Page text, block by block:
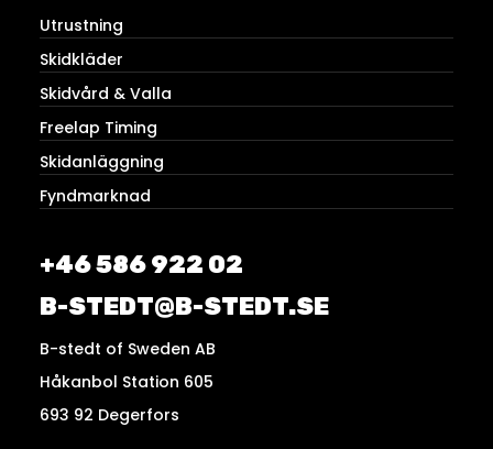
Utrustning
Skidkläder
Skidvård & Valla
Freelap Timing
Skidanläggning
Fyndmarknad
+46 586 922 02
B-STEDT@B-STEDT.SE
B-stedt of Sweden AB
Håkanbol Station 605
693 92 Degerfors